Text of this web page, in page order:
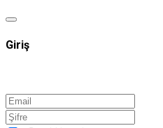
Giriş